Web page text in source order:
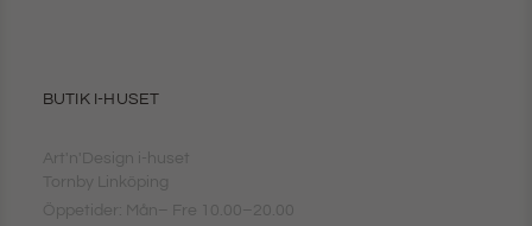
BUTIK I-HUSET
Art'n'Design i-huset
Tornby Linköping
Öppetider: Mån– Fre 10.00–20.00